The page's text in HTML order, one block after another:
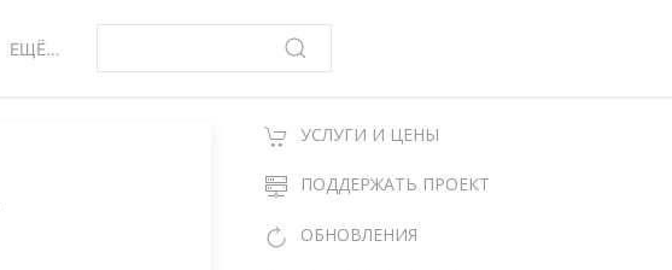
ЕЩЁ…
УСЛУГИ И ЦЕНЫ
ПОДДЕРЖАТЬ ПРОЕКТ
ОБНОВЛЕНИЯ